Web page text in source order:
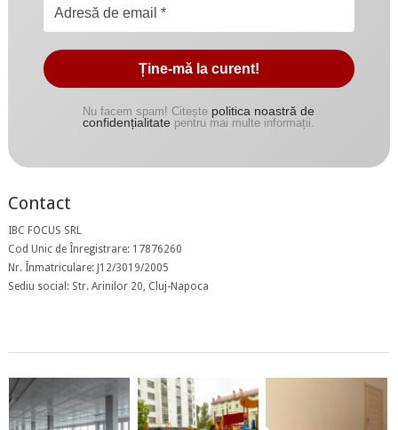
Nu facem spam! Citește politica noastră de
confidențialitate pentru mai multe informații.
Contact
IBC FOCUS SRL
Cod Unic de Înregistrare: 17876260
Nr. Înmatriculare: J12/3019/2005
Sediu social: Str. Arinilor 20, Cluj-Napoca